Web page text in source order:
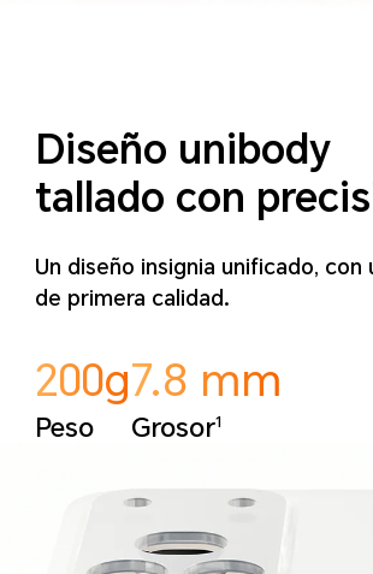
Diseño unibody
tallado con
Un diseño insignia unificado, con
de primera calidad.
200g
Peso
7.8 mm
Grosor1